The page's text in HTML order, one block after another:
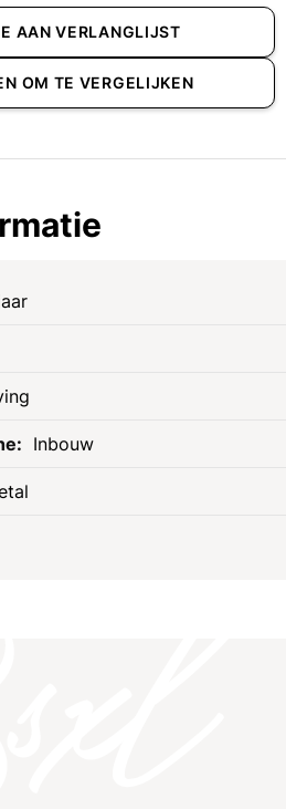
AAN VERLANGLIJST
OM TE VERGELIJKEN
Inbouw